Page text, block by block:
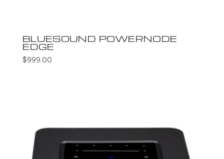
BLUESOUND POWERNODE
EDGE
$999.00